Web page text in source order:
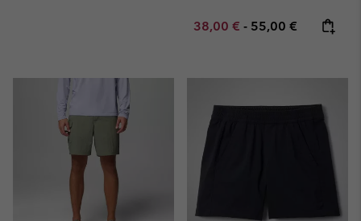
Minimum sale price:
38,00 € - Maximum price:
55,00 €